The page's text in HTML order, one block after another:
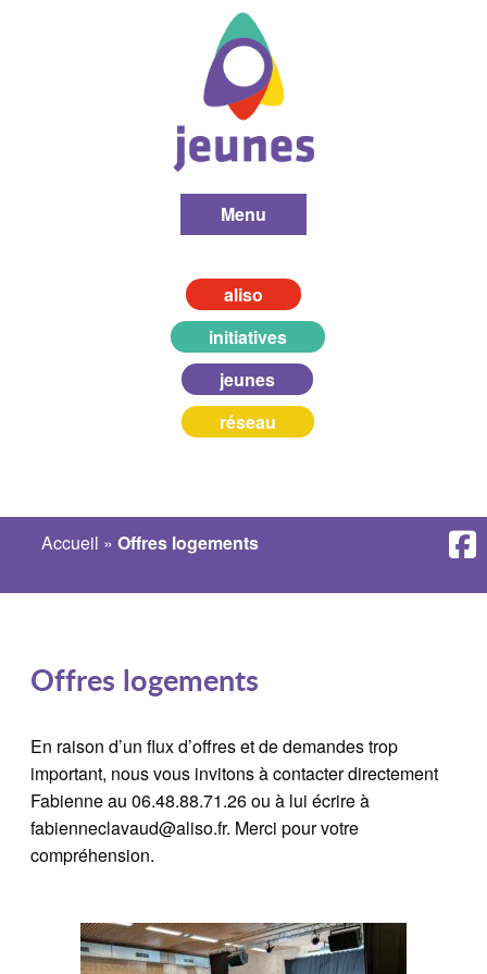
Menu
aliso
initiatives
jeunes
réseau
Accueil »Offres logements
Offres logements
En raison d’un flux d’offres et de demandes trop
important, nous vous invitons à contacter directement
Fabienne au 06.48.88.71.26 ou à lui écrire à
fabienneclavaud@aliso.fr. Merci pour votre
compréhension.